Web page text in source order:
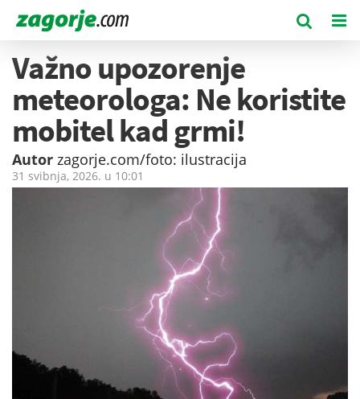
Važno upozorenje
meteorologa: Ne koristite
mobitel kad grmi!
Autor zagorje.com/foto: ilustracija
31 svibnja, 2026. u 10:01